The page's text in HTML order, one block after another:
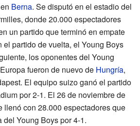
Berna. Se disputó en el estadio del
donde 20.000 espectadores
un partido que terminó en empate
el partido de vuelta, el Young Boys
los oponentes del Young
fueron de nuevo de Hungría,
El equipo suizo ganó el partido
por 2-1. El 26 de noviembre de
llenó con 28.000 espectadores que
Young Boys por 4-1.